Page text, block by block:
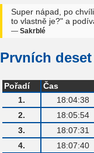
Super nápad, po
to vlastně je?" a
— Sakrblé
Prvních
Pořadí
Čas
1.
18:04:38
2.
18:05:54
3.
18:07:31
4.
18:07:40